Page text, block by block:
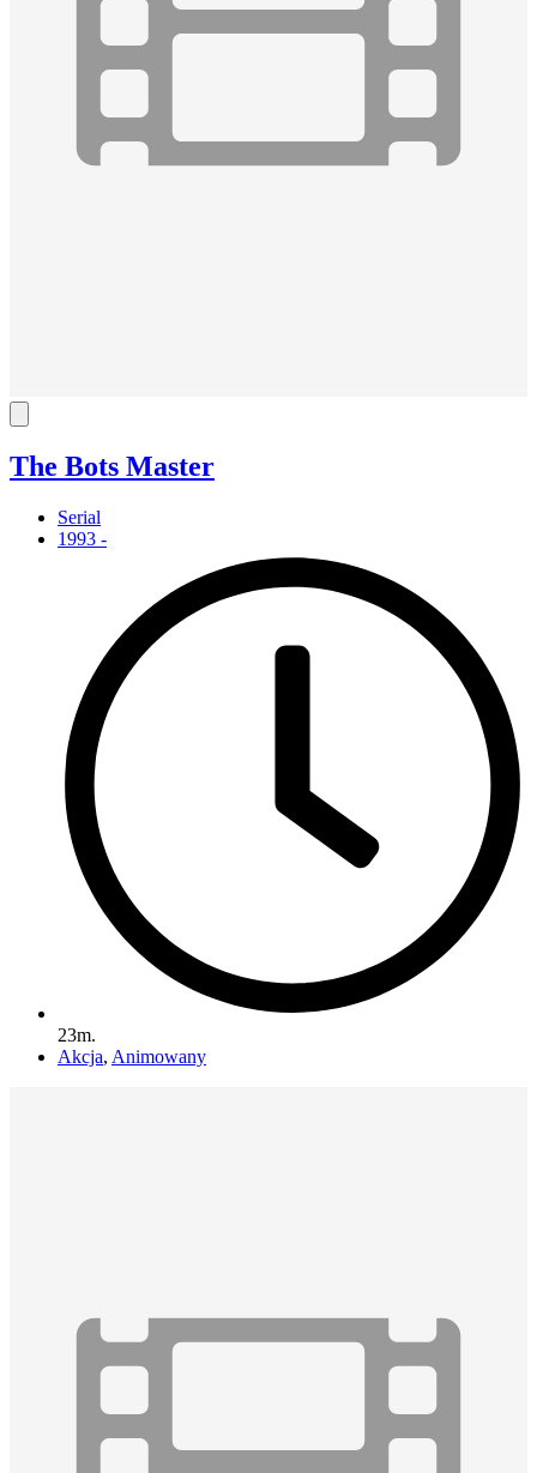
The Bots Master
Serial
1993 -
23m.
Akcja, Animowany